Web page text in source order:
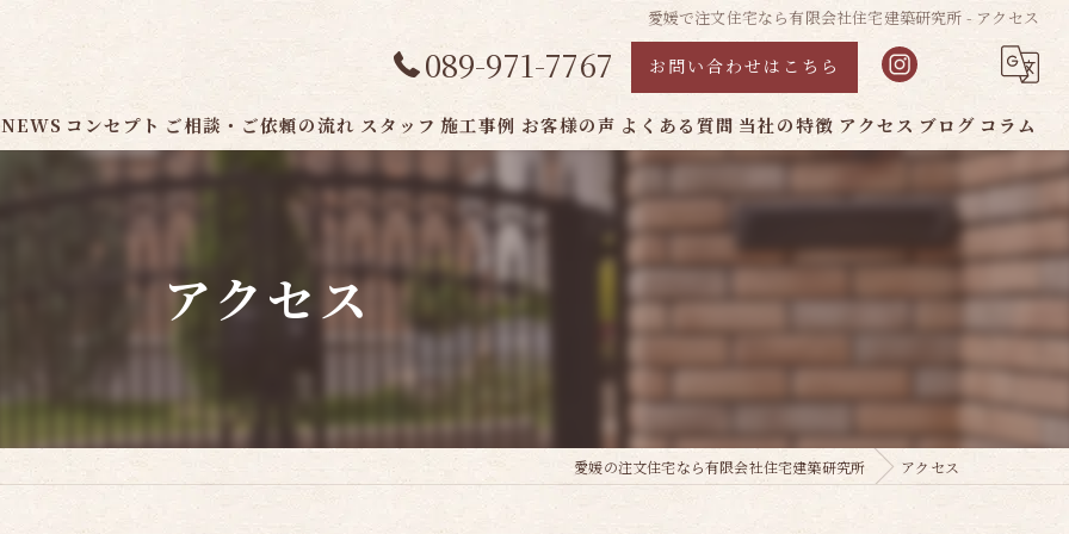
愛媛で注文住宅なら有限会社住宅建築研究所 - アクセス
089-971-7767 お問い合わせはこちら
NEWS コンセプト ご相談・ご依頼の流れ スタッフ 施工事例 お客様の声 よくある質問 当社の特徴
松山市の注文住宅
輸入住宅
ヨーロッパ風
アクセス ブログ コラム
アクセス
愛媛の注文住宅なら有限会社住宅建築研究所 アクセス